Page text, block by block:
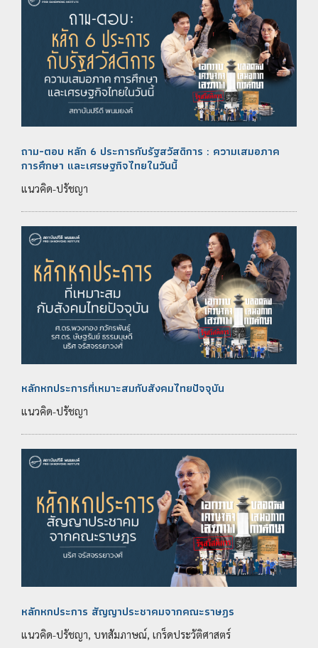
ถาม-ตอบ หลัก 6 ประการกับรัฐสวัสดิการ : ความเสมอภาค
การศึกษา และเศรษฐกิจไทยในวันนี้
แนวคิด-ปรัชญา
หลักหกประการที่เหมาะสมกับสังคมไทยปัจจุบัน
แนวคิด-ปรัชญา
หลักหกประการ สัญญาประชาคมจากคณะราษฎร
แนวคิด-ปรัชญา, บทสัมภาษณ์, เกร็ดประวัติศาสตร์